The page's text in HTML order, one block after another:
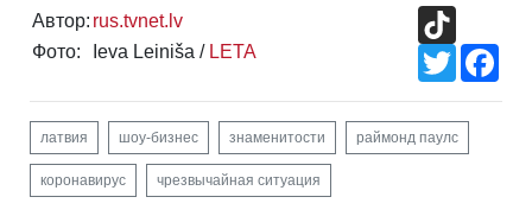
Автор: rus.tvnet.lv
Фото:
Ieva Leiniša / LETA
Twitter
латвия шоу-бизнес знаменитости раймонд паулс
коронавирус чрезвычайная ситуация